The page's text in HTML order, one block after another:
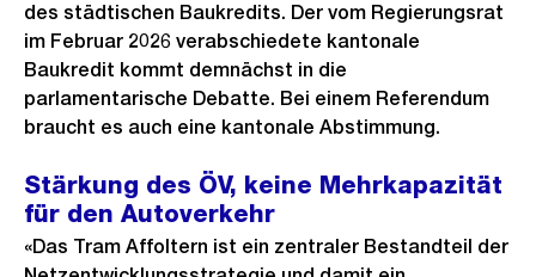
des städtischen Baukredits. Der vom Regierungsrat
im Februar 2026 verabschiedete kantonale
Baukredit kommt demnächst in die
parlamentarische Debatte. Bei einem Referendum
braucht es auch eine kantonale Abstimmung.
Stärkung des ÖV, keine Mehrkapazität
für den Autoverkehr
«Das Tram Affoltern ist ein zentraler Bestandteil der